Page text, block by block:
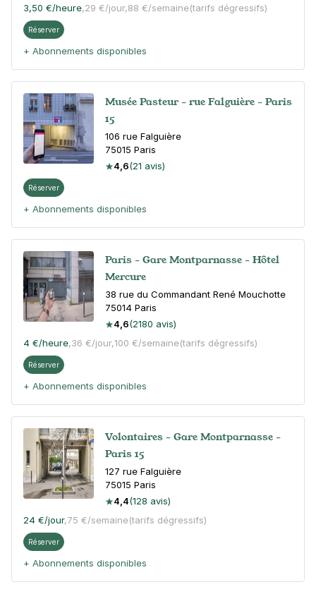
3,50 €/heure,29 €/jour,88 €/semaine(tarifs dégressifs)
Réserver
+ Abonnements disponibles
Musée Pasteur - rue Falguière - Paris
15
106 rue Falguière
75015 Paris
4,6(21 avis)
Réserver
+ Abonnements disponibles
Paris - Gare Montparnasse - Hôtel
Mercure
38 rue du Commandant René Mouchotte
75014 Paris
4,6(2180 avis)
4 €/heure,36 €/jour,100 €/semaine(tarifs dégressifs)
Réserver
+ Abonnements disponibles
Volontaires - Gare Montparnasse -
Paris 15
127 rue Falguière
75015 Paris
4,4(128 avis)
24 €/jour,75 €/semaine(tarifs dégressifs)
Réserver
+ Abonnements disponibles